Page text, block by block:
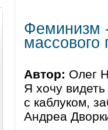
Феминизм
массового
Автор: Олег
Я хочу
с каблуком,
Андреа